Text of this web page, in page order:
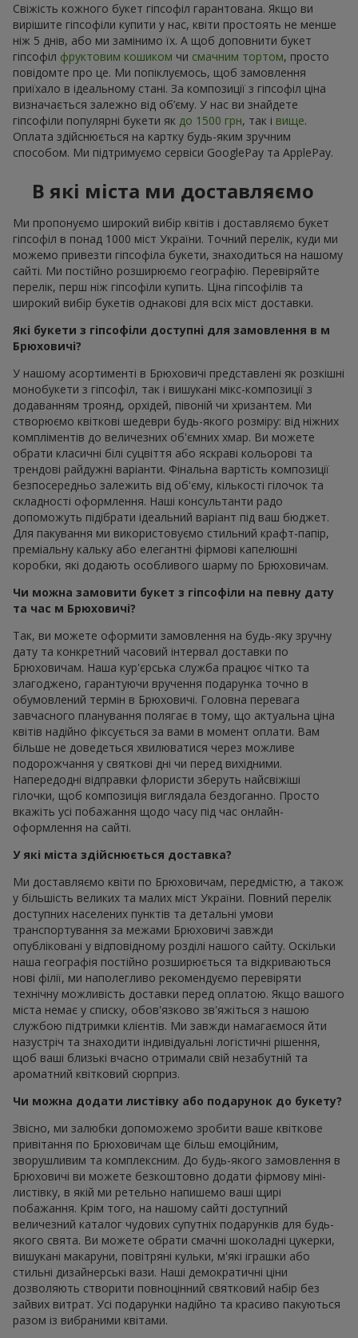
Свіжість кожного букет гіпсофіл гарантована. Якщо ви
вирішите гіпсофіли купити у нас, квіти простоять не менше
ніж 5 днів, або ми замінимо їх. А щоб доповнити букет
гіпсофіл фруктовим кошиком чи смачним тортом, просто
повідомте про це. Ми попіклуємось, щоб замовлення
приїхало в ідеальному стані. За композиції з гіпсофіл ціна
визначається залежно від об’єму. У нас ви знайдете
гіпсофіли популярні букети як до 1500 грн, так і вище.
Оплата здійснюється на картку будь-яким зручним
способом. Ми підтримуємо сервіси GooglePay та ApplePay.
В які міста ми доставляємо
Ми пропонуємо широкий вибір квітів і доставляємо букет
гіпсофіл в понад 1000 міст України. Точний перелік, куди ми
можемо привезти гіпсофіла букети, знаходиться на нашому
сайті. Ми постійно розширюємо географію. Перевіряйте
перелік, перш ніж гіпсофіли купить. Ціна гіпсофілів та
широкий вибір букетів однакові для всіх міст доставки.
Які букети з гіпсофіли доступні для замовлення в м
Брюховичі?
У нашому асортименті в Брюховичі представлені як розкішні
монобукети з гіпсофіл, так і вишукані мікс-композиції з
додаванням троянд, орхідей, півоній чи хризантем. Ми
створюємо квіткові шедеври будь-якого розміру: від ніжних
компліментів до величезних об'ємних хмар. Ви можете
обрати класичні білі суцвіття або яскраві кольорові та
трендові райдужні варіанти. Фінальна вартість композиції
безпосередньо залежить від об'єму, кількості гілочок та
складності оформлення. Наші консультанти радо
допоможуть підібрати ідеальний варіант під ваш бюджет.
Для пакування ми використовуємо стильний крафт-папір,
преміальну кальку або елегантні фірмові капелюшні
коробки, які додають особливого шарму по Брюховичам.
Чи можна замовити букет з гіпсофіли на певну дату
та час м Брюховичі?
Так, ви можете оформити замовлення на будь-яку зручну
дату та конкретний часовий інтервал доставки по
Брюховичам. Наша кур'єрська служба працює чітко та
злагоджено, гарантуючи вручення подарунка точно в
обумовлений термін в Брюховичі. Головна перевага
завчасного планування полягає в тому, що актуальна ціна
квітів надійно фіксується за вами в момент оплати. Вам
більше не доведеться хвилюватися через можливе
подорожчання у святкові дні чи перед вихідними.
Напередодні відправки флористи зберуть найсвіжіші
гілочки, щоб композиція виглядала бездоганно. Просто
вкажіть усі побажання щодо часу під час онлайн-
оформлення на сайті.
У які міста здійснюється доставка?
Ми доставляємо квіти по Брюховичам, передмістю, а також
у більшість великих та малих міст України. Повний перелік
доступних населених пунктів та детальні умови
транспортування за межами Брюховичі завжди
опубліковані у відповідному розділі нашого сайту. Оскільки
наша географія постійно розширюється та відкриваються
нові філії, ми наполегливо рекомендуємо перевіряти
технічну можливість доставки перед оплатою. Якщо вашого
міста немає у списку, обов'язково зв'яжіться з нашою
службою підтримки клієнтів. Ми завжди намагаємося йти
назустріч та знаходити індивідуальні логістичні рішення,
щоб ваші близькі вчасно отримали свій незабутній та
ароматний квітковий сюрприз.
Чи можна додати листівку або подарунок до букету?
Звісно, ми залюбки допоможемо зробити ваше квіткове
привітання по Брюховичам ще більш емоційним,
зворушливим та комплексним. До будь-якого замовлення в
Брюховичі ви можете безкоштовно додати фірмову міні-
листівку, в якій ми ретельно напишемо ваші щирі
побажання. Крім того, на нашому сайті доступний
величезний каталог чудових супутніх подарунків для будь-
якого свята. Ви можете обрати смачні шоколадні цукерки,
вишукані макаруни, повітряні кульки, м'які іграшки або
стильні дизайнерські вази. Наші демократичні ціни
дозволяють створити повноцінний святковий набір без
зайвих витрат. Усі подарунки надійно та красиво пакуються
разом із вибраними квітами.